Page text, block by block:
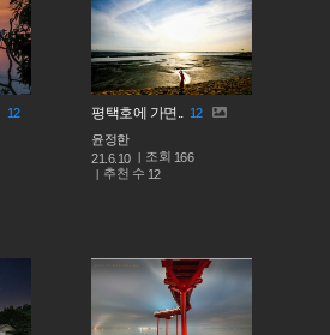
12 평택호에 가면.. 12
윤정한
21.6.10
조회 166
추천 수 12